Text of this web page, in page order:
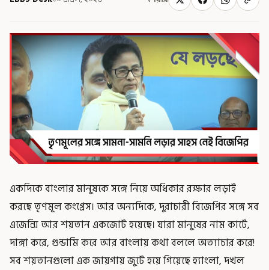
একদিকে বাংলার মানুষকে সঙ্গে নিয়ে অধিকার রক্ষার লড়াই
করছে তৃণমূল কংগ্রেস। আর অন্যদিকে, দুরাচারী বিজেপির সঙ্গে সব
এজেন্সি আর শয়তান একজোট হয়েছে। যারা মানুষের নাম কাটে,
দাঙ্গা করে, গুন্ডামি করে আর বাংলায় কথা বললে অত্যাচার করে!
সব শয়তানগুলো এক জায়গায় জুটে হয়ে গিয়েছে হ্যাংলা, দখল